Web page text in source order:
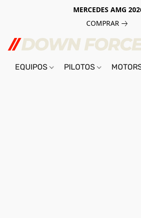
MERCEDES AMG
COMPRAR
EQUIPOS PILOTOS